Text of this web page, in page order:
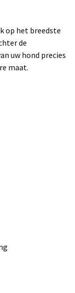
op het breedste
de
uw hond precies
maat.